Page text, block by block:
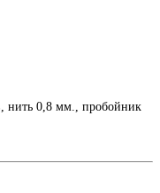
нить 0,8 мм., пробойник